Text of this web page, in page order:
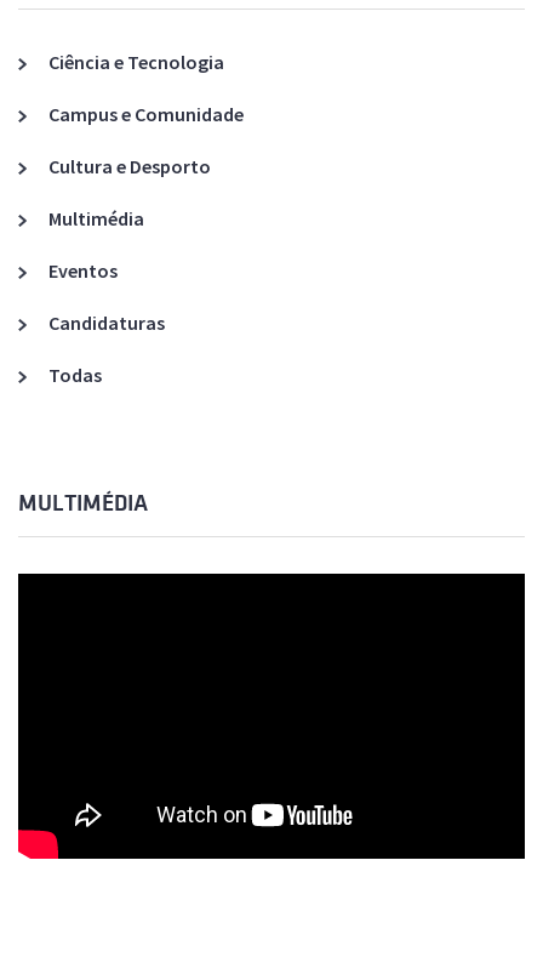
Ciência e Tecnologia
Campus e Comunidade
Cultura e Desporto
Multimédia
Eventos
Candidaturas
Todas
MULTIMÉDIA